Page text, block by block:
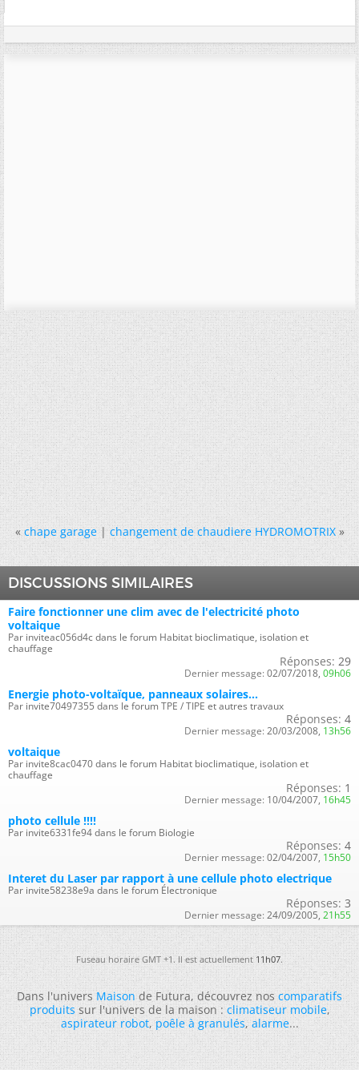
« chape garage|changement de chaudiere HYDROMOTRIX »
DISCUSSIONS SIMILAIRES
Faire fonctionner une clim avec de l'electricité photo
voltaique
Par inviteac056d4c dans le forum Habitat bioclimatique, isolation et
chauffage
Réponses: 29
Dernier message: 02/07/2018, 09h06
Energie photo-voltaïque, panneaux solaires...
Par invite70497355 dans le forum TPE / TIPE et autres travaux
Réponses: 4
Dernier message: 20/03/2008, 13h56
voltaique
Par invite8cac0470 dans le forum Habitat bioclimatique, isolation et
chauffage
Réponses: 1
Dernier message: 10/04/2007, 16h45
photo cellule !!!!
Par invite6331fe94 dans le forum Biologie
Réponses: 4
Dernier message: 02/04/2007, 15h50
Interet du Laser par rapport à une cellule photo electrique
Par invite58238e9a dans le forum Électronique
Réponses: 3
Dernier message: 24/09/2005, 21h55
Fuseau horaire GMT +1. Il est actuellement 11h07.
Dans l'universMaisonde Futura, découvrez noscomparatifs
produitssur l'univers de la maison :climatiseur mobile,
aspirateur robot,poêle à granulés,alarme...